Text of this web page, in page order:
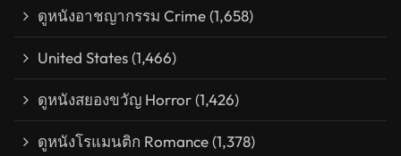
ดูหนังอาชญากรรม Crime(1,658)
United States(1,466)
ดูหนังสยองขวัญ Horror(1,426)
ดูหนังโรแมนติก Romance(1,378)